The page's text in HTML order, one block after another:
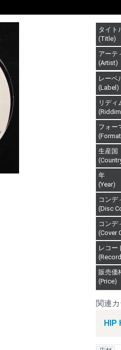
タイト
(Title)
アーテ
(Artist)
レーベ
(Label)
リディ
フォー
生産国
年
(Year)
コンデ
(Disc
コンデ
(Cover
レコー
販売価
(Price)
関連カ
HIP